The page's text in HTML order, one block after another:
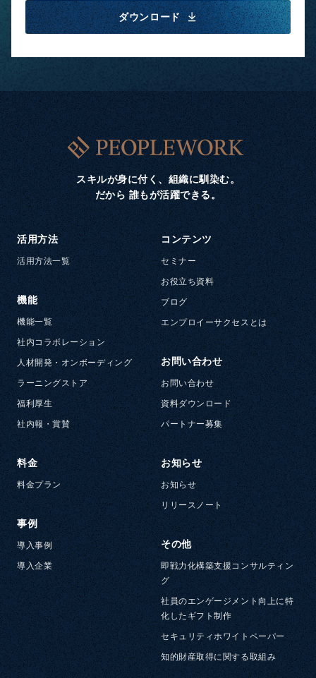
ダウンロード
スキルが身に付く、組織に馴染む。
だから 誰もが活躍できる。
活用方法
活用方法一覧
機能
機能一覧
社内コラボレーション
人材開発・オンボーディング
ラーニングストア
福利厚生
社内報・賞賛
料金
料金プラン
事例
導入事例
導入企業
コンテンツ
セミナー
お役立ち資料
ブログ
エンプロイーサクセスとは
お問い合わせ
お問い合わせ
資料ダウンロード
パートナー募集
お知らせ
お知らせ
リリースノート
その他
即戦力化構築支援コンサルティン
グ
社員のエンゲージメント向上に特
化したギフト制作
セキュリティホワイトペーパー
知的財産取得に関する取組み